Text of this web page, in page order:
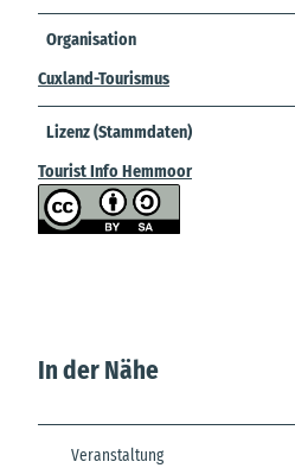
Organisation
Cuxland-Tourismus
Lizenz (Stammdaten)
Tourist Info Hemmoor
In der Nähe
Veranstaltung